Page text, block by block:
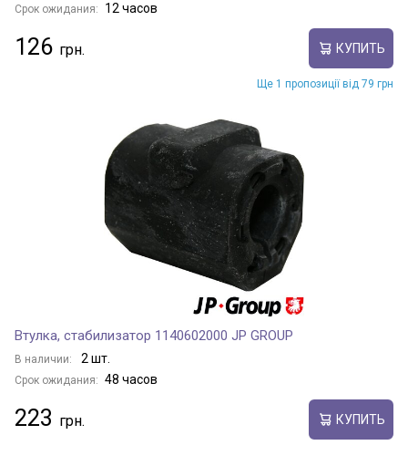
Срок ожидания: 12 часов
126 КУПИТЬ
Ще 1 пропозиції від 79 грн
Втулка, стабилизатор 1140602000 JP GROUP
В наличии: 2 шт.
Срок ожидания: 48 часов
223 КУПИТЬ